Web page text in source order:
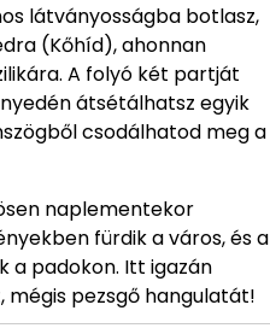
látványosságba botlasz,
(Kőhíd), ahonnan
A folyó két partját
átsétálhatsz egyik
csodálhatod meg a
naplementekor
fürdik a város, és a
a padokon. Itt igazán
pezsgő hangulatát!